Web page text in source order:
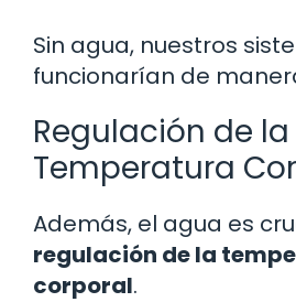
Sin agua, nuestros
funcionarían de
Regulación de la
Temperatura
Además, el agua es
regulación de la
corporal.